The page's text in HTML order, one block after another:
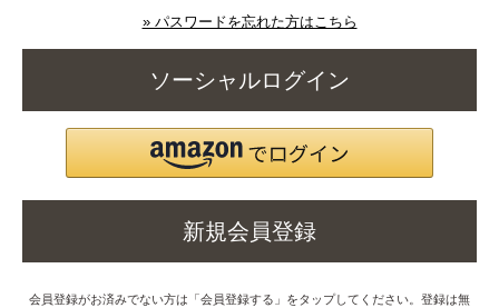
» パスワードを忘れた方はこちら
ソーシャルログイン
新規会員登録
会員登録がお済みでない方は「会員登録する」をタップしてください。登録は無